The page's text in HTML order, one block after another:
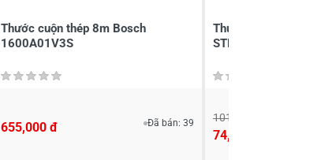
Thước cuộn thép 8m Bosch
1600A01V3S
655,000 đ Đã bán: 39
Thước cuộn 5m x
STHT33989-840
101,000 đ
74,000 đ